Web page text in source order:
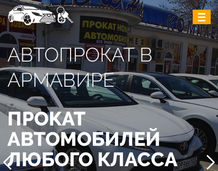
АВТОПРОКАТ В
АРМАВИРЕ
ПРОКАТ
АВТОМОБИЛЕЙ
ЛЮБОГО КЛАССА